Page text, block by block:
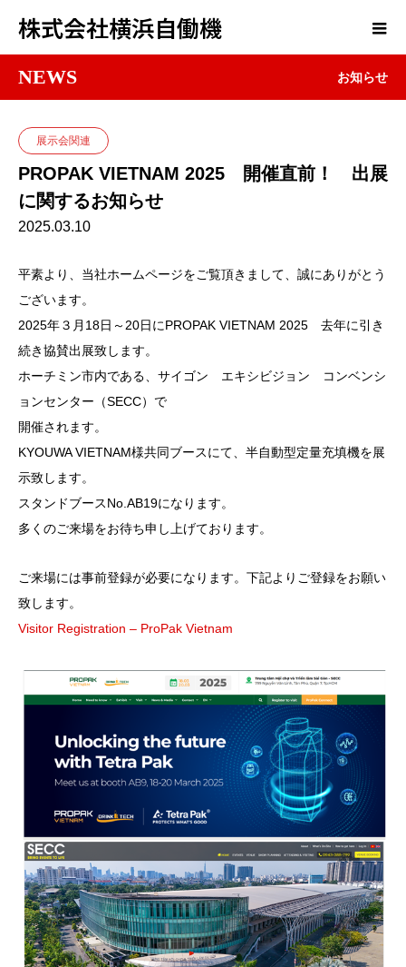
株式会社横浜自働機
NEWS お知らせ
展示会関連
PROPAK VIETNAM 2025 開催直前！ 出展
に関するお知らせ
2025.03.10
平素より、当社ホームページをご覧頂きまして、誠にありがとう
ございます。
2025年３月18日～20日にPROPAK VIETNAM 2025 去年に引き
続き協賛出展致します。
ホーチミン市内である、サイゴン エキシビジョン コンベンシ
ョンセンター（SECC）で
開催されます。
KYOUWA VIETNAM様共同ブースにて、半自動型定量充填機を展
示致します。
スタンドブースNo.AB19になります。
多くのご来場をお待ち申し上げております。
ご来場には事前登録が必要になります。下記よりご登録をお願い
致します。
Visitor Registration – ProPak Vietnam